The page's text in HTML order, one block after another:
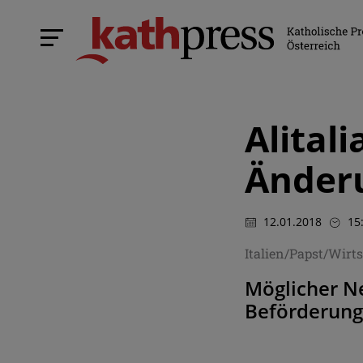
12.01.2018
Italien/Papst/
Möglicher